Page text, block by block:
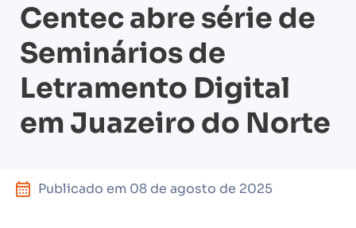
Centec abre série de
Seminários de
Letramento Digital
em Juazeiro do Norte
Publicado em 08 de agosto de 2025